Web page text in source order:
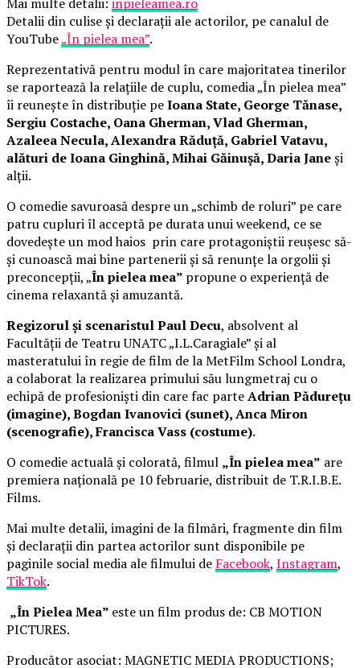
Detalii din culise și declarații ale actorilor, pe canalul de
YouTube„În pielea mea”.
Reprezentativă pentru modul în care majoritatea tinerilor
se raportează la relațiile de cuplu, comedia „În pielea mea”
îi reunește în distribuție peIoana State, George Tănase,
Sergiu Costache, Oana Gherman, Vlad Gherman,
Azaleea Necula, Alexandra Răduță, Gabriel Vatavu,
alături de Ioana Ginghină, Mihai Găinușă, Daria Janeși
alții.
O comedie savuroasă despre un „schimb de roluri” pe care
patru cupluri îl acceptă pe durata unui weekend, ce se
dovedește un mod haios prin care protagoniștii reușesc să-
și cunoască mai bine partenerii și să renunțe la orgolii și
preconcepții, „În pielea mea” propune o experiență de
cinema relaxantă și amuzantă.
Regizorul și scenaristul Paul Decu, absolvent al
Facultății de Teatru UNATC „I.L.Caragiale” și al
masteratului în regie de film de la MetFilm School Londra,
a colaborat la realizarea primului său lungmetraj cu o
echipă de profesioniști din care fac parteAdrian Pădurețu
(imagine), Bogdan Ivanovici (sunet), Anca Miron
(scenografie), Francisca Vass (costume).
O comedie actuală și colorată, filmul „În pielea mea” are
premiera națională pe 10 februarie, distribuit de T.R.I.B.E.
Films.
Mai multe detalii, imagini de la filmări, fragmente din film
și declarații din partea actorilor sunt disponibile pe
paginile social media ale filmului de Facebook, Instagram,
TikTok.
„În Pielea Mea” este un film produs de: CB MOTION
PICTURES.
Producător asociat: MAGNETIC MEDIA PRODUCTIONS;